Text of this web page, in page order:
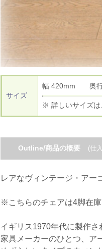
サイズ
幅 420mm 奥
※ 詳しいサイズは
Outline/商品の概要 (仕
レアなヴィンテージ・アー
※こちらのチェアは4脚在庫
イギリス1970年代に製作
家具メーカーのひとつ、ア